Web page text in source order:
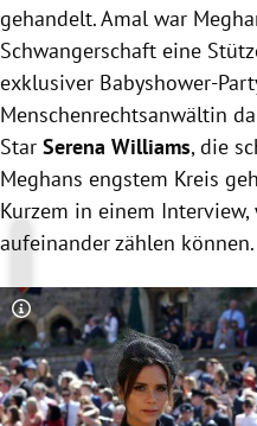
gehandelt.Amal war
Schwangerschaft eine
exklusiver Babyshower-
Menschenrechtsanwältin
Star Serena Williams, die
Meghans engstem Kreis
Kurzem in einem
aufeinander zählen können.
Copyright-Hinweis